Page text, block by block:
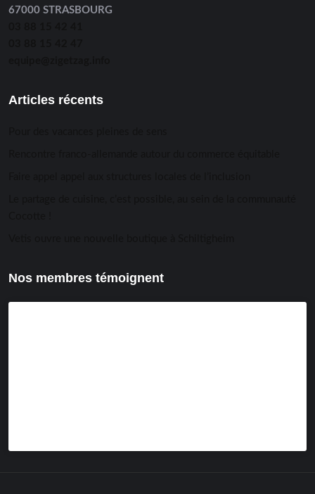
67000 STRASBOURG
Articles récents
Nos membres témoignent